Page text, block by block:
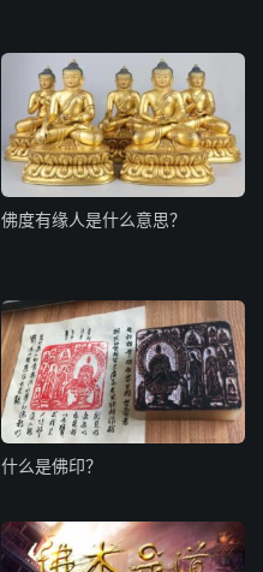
佛度有缘人是什么意思？
什么是佛印？